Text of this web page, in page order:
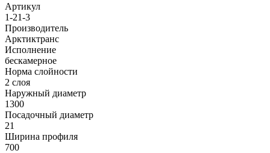
Артикул
1-21-3
Производитель
Арктиктранс
Исполнение
бескамерное
Норма слойности
2 слоя
Наружный диаметр
1300
Посадочный диаметр
21
Ширина профиля
700